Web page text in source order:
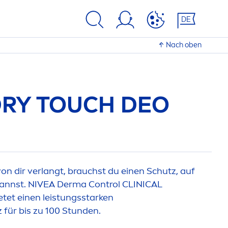
DE
Nach oben
TOUCH DEO
dir verlangt, brauchst du einen Schutz, auf
NIVEA Derma Control CLINICAL
einen leistungsstarken
für bis zu 100 Stunden.